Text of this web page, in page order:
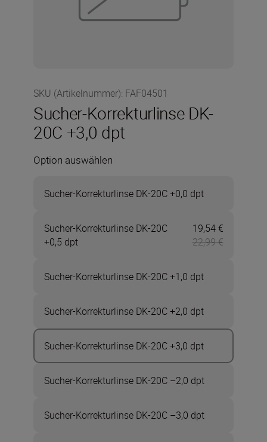
SKU (Artikelnummer): FAF04501
Sucher-Korrekturlinse DK-
20C +3,0 dpt
Option auswählen
Sucher-Korrekturlinse DK-20C +0,0 dpt
Sucher-Korrekturlinse DK-20C
+0,5 dpt
Jetzt
19,54 €
22,99 €
Sucher-Korrekturlinse DK-20C +1,0 dpt
Sucher-Korrekturlinse DK-20C +2,0 dpt
Sucher-Korrekturlinse DK-20C +3,0 dpt
Sucher-Korrekturlinse DK-20C –2,0 dpt
Sucher-Korrekturlinse DK-20C –3,0 dpt